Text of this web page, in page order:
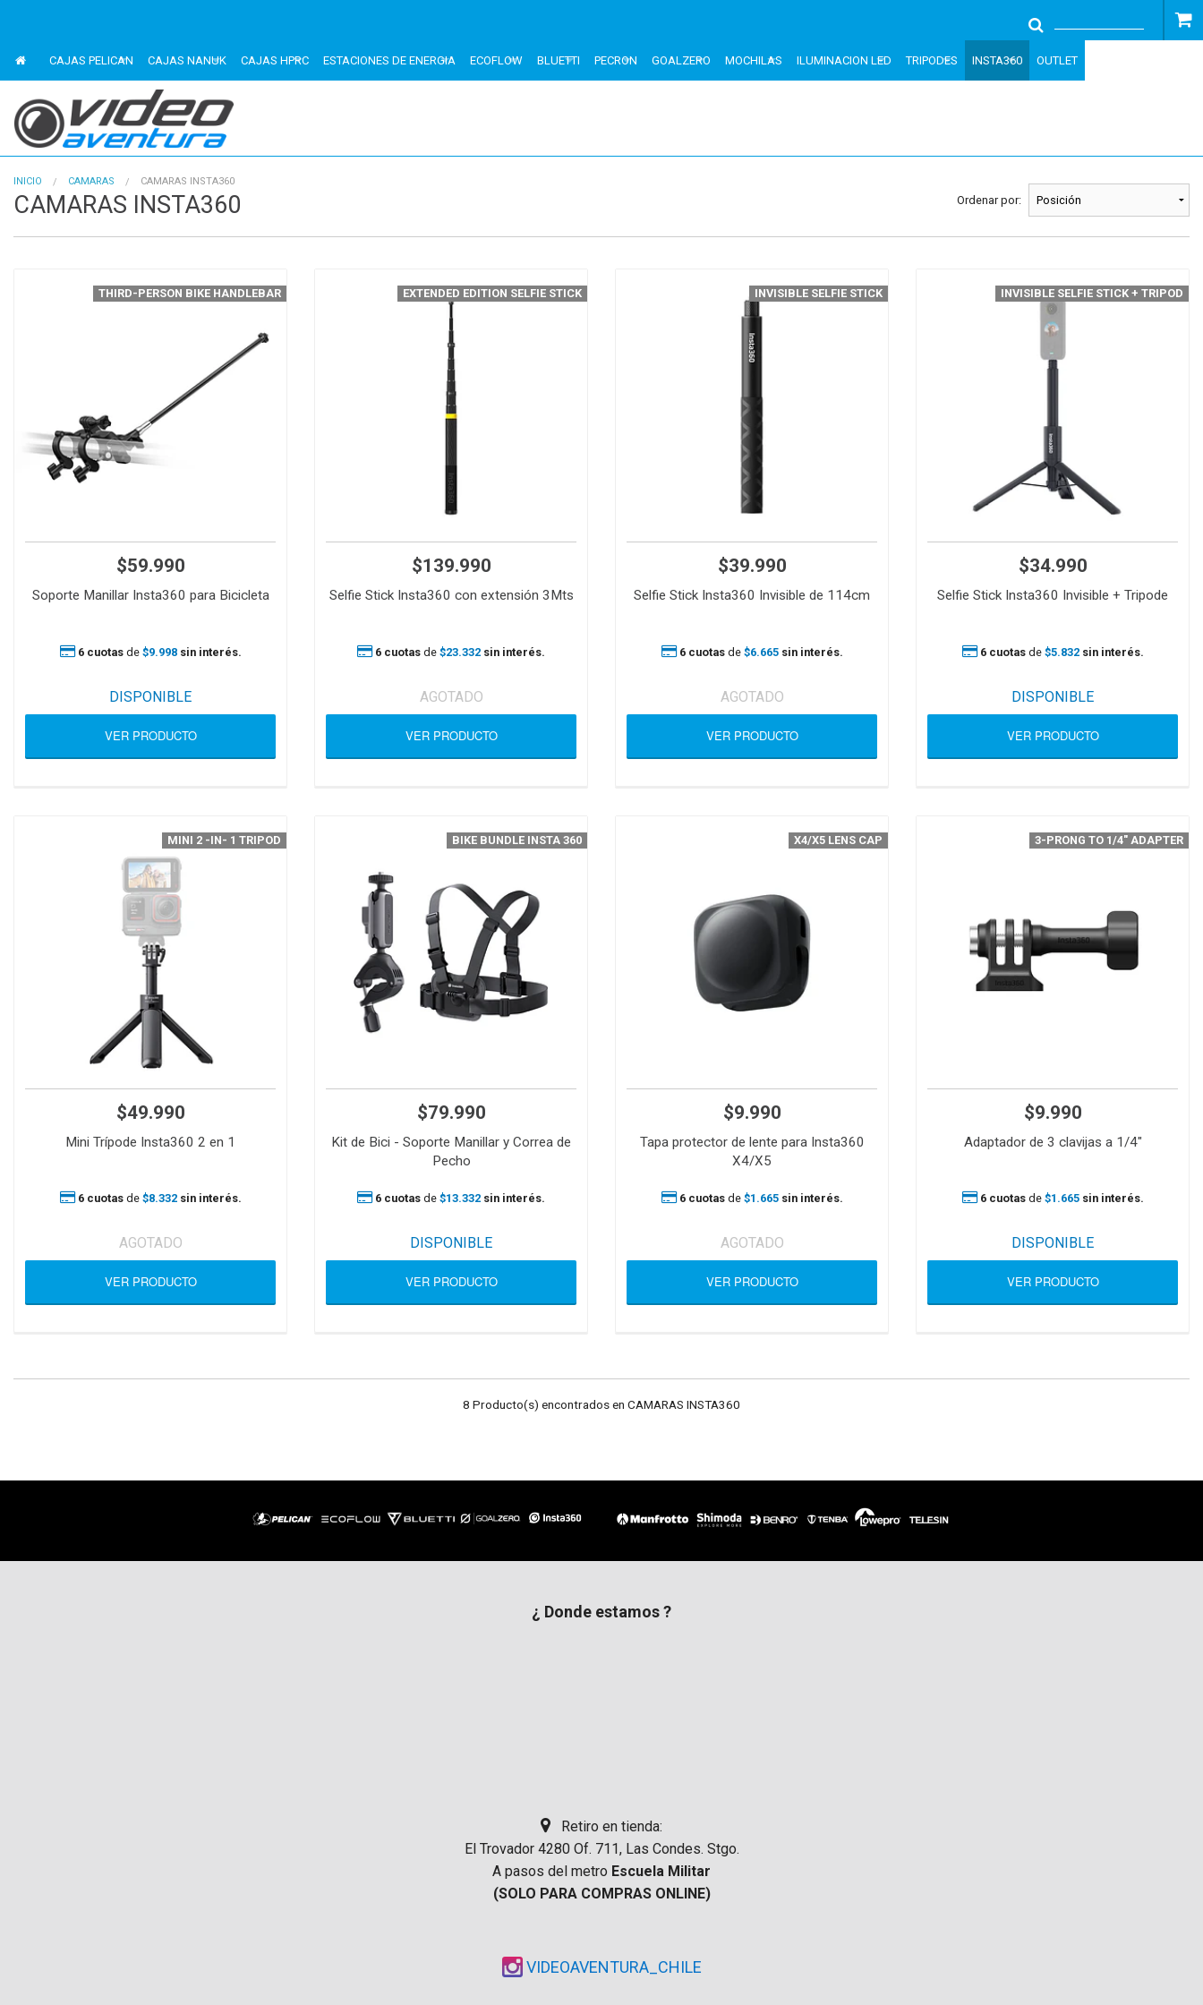
CAJAS PELICAN CAJAS NANUK CAJAS HPRC ESTACIONES DE ENERGIA ECOFLOW BLUETTI PECRON GOALZERO MOCHILAS ILUMINACION LED TRIPODES INSTA360 OUTLET
INICIO CAMARAS CAMARAS INSTA360
CAMARAS INSTA360 Ordenar por:
$59.990
Soporte Manillar Insta360 para Bicicleta
THIRD-PERSON BIKE HANDLEBAR
6 cuotasde $9.998 sin interés.
DISPONIBLE
VER PRODUCTO
$139.990
Selfie Stick Insta360 con extensión 3Mts
EXTENDED EDITION SELFIE STICK
6 cuotas de $23.332 sin interés.
AGOTADO
VER PRODUCTO
$39.990
Selfie Stick Insta360 Invisible de 114cm
INVISIBLE SELFIE STICK
6 cuotasde $6.665 sin interés.
AGOTADO
VER PRODUCTO
$34.990
Selfie Stick Insta360 Invisible + Tripode
INVISIBLE SELFIE STICK + TRIPOD
6 cuotasde $5.832 sin interés.
DISPONIBLE
VER PRODUCTO
$49.990
Mini Trípode Insta360 2 en 1
MINI 2 -IN- 1 TRIPOD
6 cuotasde $8.332 sin interés.
AGOTADO
VER PRODUCTO
$79.990
Kit de Bici - Soporte Manillar y Correa de
Pecho
BIKE BUNDLE INSTA 360
6 cuotas de $13.332 sin interés.
DISPONIBLE
VER PRODUCTO
$9.990
Tapa protector de lente para Insta360
X4/X5
X4/X5 LENS CAP
6 cuotasde $1.665 sin interés.
AGOTADO
VER PRODUCTO
$9.990
Adaptador de 3 clavijas a 1/4"
3-PRONG TO 1/4" ADAPTER
6 cuotasde $1.665 sin interés.
DISPONIBLE
VER PRODUCTO
8 Producto(s) encontrados en CAMARAS INSTA360
¿ Donde estamos ?
Retiro en tienda:
El Trovador 4280 Of. 711, Las Condes. Stgo.
A pasos del metro Escuela Militar
(SOLO PARA COMPRAS ONLINE)
VIDEOAVENTURA_CHILE